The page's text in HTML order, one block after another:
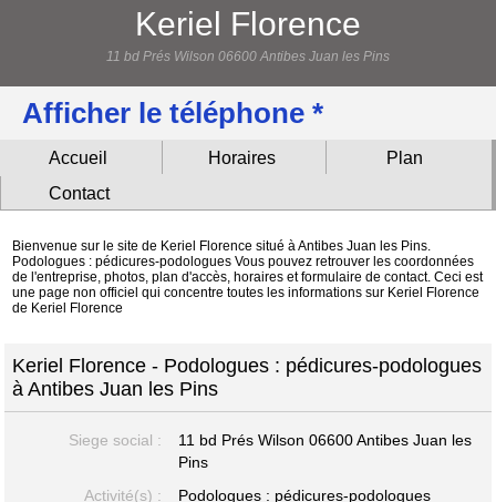
Keriel Florence
11 bd Prés Wilson 06600 Antibes Juan les Pins
Afficher le téléphone *
Accueil Horaires
Plan
Contact
Bienvenue sur le site de Keriel Florence situé à Antibes Juan les Pins.
Podologues : pédicures-podologues Vous pouvez retrouver les coordonnées
de l'entreprise, photos, plan d'accès, horaires et formulaire de contact. Ceci est
une page non officiel qui concentre toutes les informations sur Keriel Florence
de Keriel Florence
Keriel Florence - Podologues : pédicures-podologues
à Antibes Juan les Pins
Siege social : 11 bd Prés Wilson06600 Antibes Juan les
Pins
Activité(s) :
Podologues : pédicures-podologues